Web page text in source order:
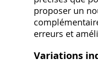
proposer un
erreurs et
Variations